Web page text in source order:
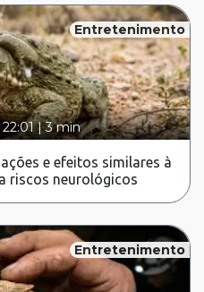
Entretenimento
|3 min
e efeitos similares à
riscos neurológicos
Entretenimento